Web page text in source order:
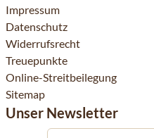
Impressum
Datenschutz
Widerrufsrecht
Treuepunkte
Online-Streitbeilegung
Sitemap
Unser Newsletter